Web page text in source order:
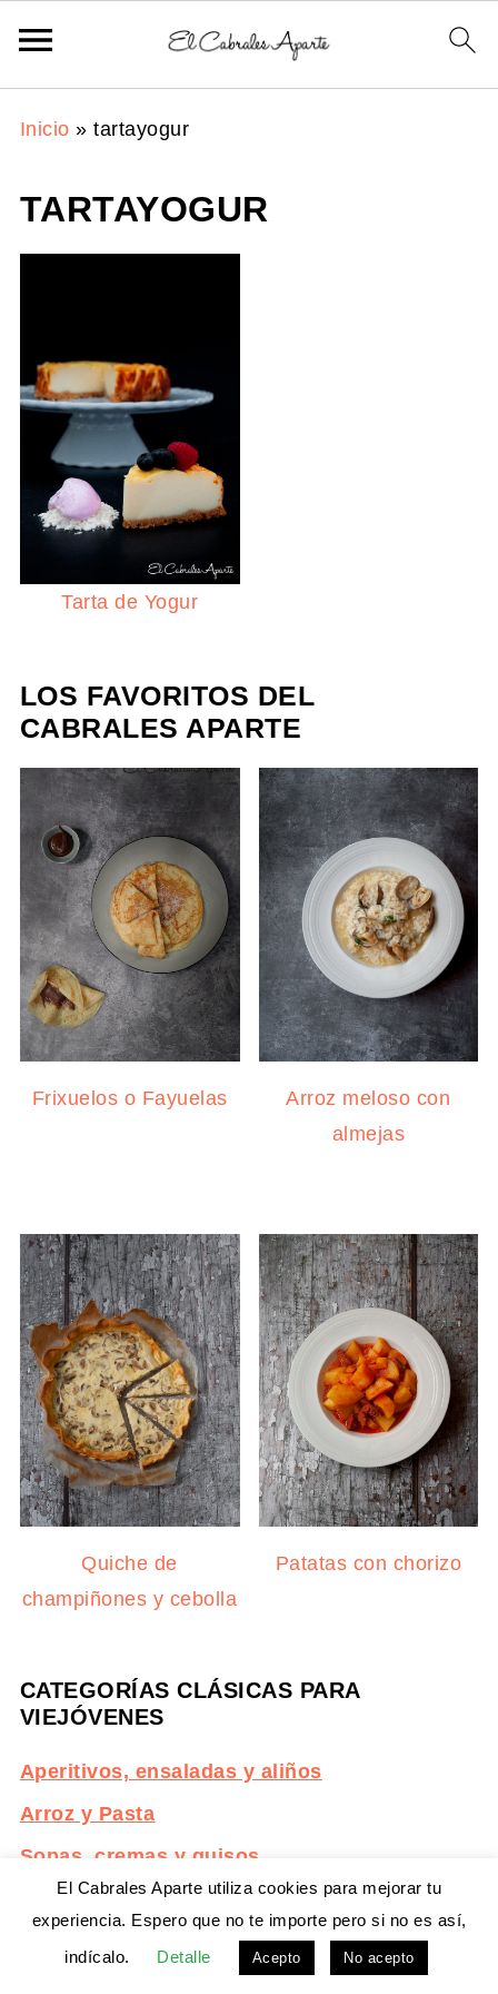
Inicio »tartayogur
TARTAYOGUR
Tarta de Yogur
LOS FAVORITOS DEL
CABRALES APARTE
Frixuelos o Fayuelas
Arroz meloso con
almejas
Quiche de
champiñones y cebolla
Patatas con chorizo
CATEGORÍAS CLÁSICAS PARA
VIEJÓVENES
Aperitivos, ensaladas y aliños
Arroz y Pasta
Sopas, cremas y guisos
Platos principales
Postres, dulces y masas
El Cabrales Aparte utiliza cookies para mejorar tu
experiencia. Espero que no te importe pero si no es así,
indícalo.
Detalle Acepto No acepto